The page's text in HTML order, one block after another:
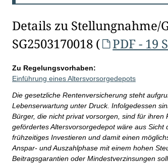
Details zu Stellungnahme/
SG2503170018 (
PDF - 19
Zu Regelungsvorhaben:
Einführung eines Altersvorsorgedepots
Die gesetzliche Rentenversicherung steht
Lebenserwartung unter Druck. Infolgedessen
Bürger, die nicht privat vorsorgen, sind für
gefördertes Altersvorsorgedepot wäre aus
frühzeitiges Investieren und damit einen
Anspar- und Auszahlphase mit einem hohen
Beitragsgarantien oder Mindestverzinsungen